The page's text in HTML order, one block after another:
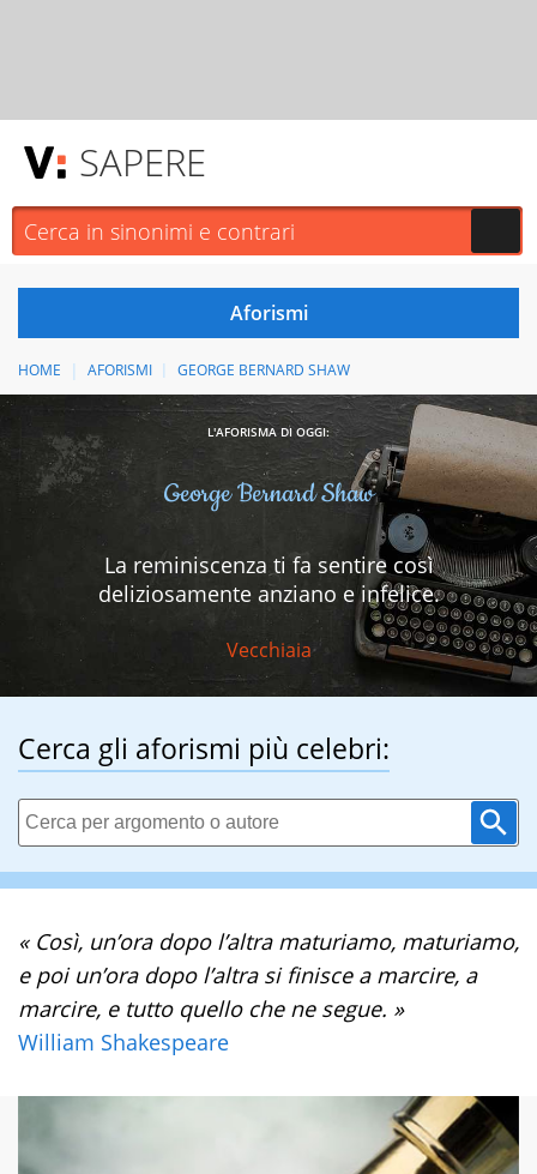
SAPERE
HOME AFORISMI GEORGE BERNARD SHAW
L'AFORISMA DI OGGI:
George Bernard Shaw
La reminiscenza ti fa sentire così
deliziosamente anziano e infelice.
Vecchiaia
Cerca gli aforismi più celebri:
« Così, un’ora dopo l’altra maturiamo, maturiamo,
e poi un’ora dopo l’altra si finisce a marcire, a
marcire, e tutto quello che ne segue. »
William Shakespeare